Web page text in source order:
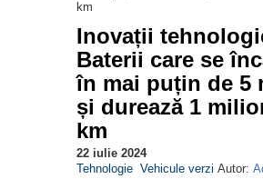
Inovații
Baterii care se
în mai puțin de 5
și durează 1
km
22 iulie 2024
Tehnologie Vehicule verzi Autor: